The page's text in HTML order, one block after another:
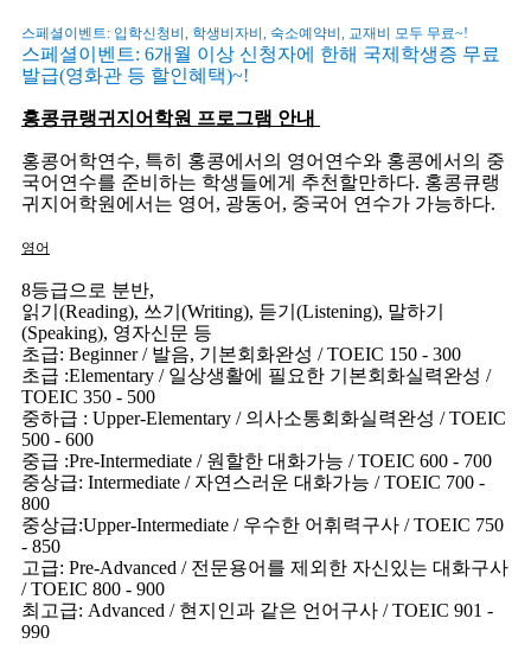
스페셜이벤트: 입학신청비, 학생비자비, 숙소예약비, 교재비 모두 무료~!
스페셜이벤트: 6개월 이상 신청자에 한해 국제학생증 무료
발급(영화관 등 할인혜택)~!
홍콩큐랭귀지어학원 프로그램 안내
홍콩어학연수, 특히 홍콩에서의 영어연수와 홍콩에서의 중
국어연수를 준비하는 학생들에게 추천할만하다. 홍콩큐랭
귀지어학원에서는 영어, 광동어, 중국어 연수가 가능하다.
영어
8등급으로 분반,
읽기(Reading), 쓰기(Writing), 듣기(Listening), 말하기
(Speaking), 영자신문 등
초급: Beginner / 발음, 기본회화완성 / TOEIC 150 - 300
초급 :Elementary / 일상생활에 필요한 기본회화실력완성 /
TOEIC 350 - 500
중하급 : Upper-Elementary / 의사소통회화실력완성 / TOEIC
500 - 600
중급 :Pre-Intermediate / 원할한 대화가능 / TOEIC 600 - 700
중상급: Intermediate / 자연스러운 대화가능 / TOEIC 700 -
800
중상급:Upper-Intermediate / 우수한 어휘력구사 / TOEIC 750
- 850
고급: Pre-Advanced / 전문용어를 제외한 자신있는 대화구사
/ TOEIC 800 - 900
최고급: Advanced / 현지인과 같은 언어구사 / TOEIC 901 -
990